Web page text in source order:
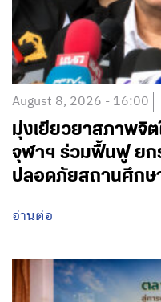
August 8, 2026 - 16:00
มุ่งเยียวยาสภาพจิ
จุฬาฯ ร่วมฟื้นฟู ยก
ปลอดภัยสถานศึกษ
อ่านต่อ